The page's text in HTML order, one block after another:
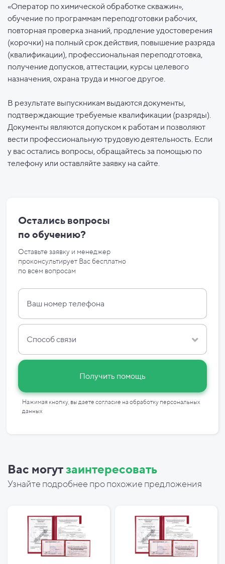
«Оператор по химической обработке скважин»,
обучение по программам переподготовки рабочих,
повторная проверка знаний, продление удостоверения
(корочки) на полный срок действия, повышение разряда
(квалификации), профессиональная переподготовка,
получение допусков, аттестации, курсы целевого
назначения, охрана труда и многое другое.
В результате выпускникам выдаются документы,
подтверждающие требуемые квалификации (разряды).
Документы являются допуском к работам и позволяют
вести профессиональную трудовую деятельность. Если
у вас остались вопросы, обращайтесь за помощью по
телефону или оставляйте заявку на сайте.
Остались вопросы
по обучению?
Оставьте заявку и менеджер
проконсультирует Вас бесплатно
по всем вопросам
Способ связи
Получить помощь
Нажимая кнопку, вы даете согласие на обработку персональных
данных
Вас могутзаинтересовать
Узнайте подробнее про похожие предложения